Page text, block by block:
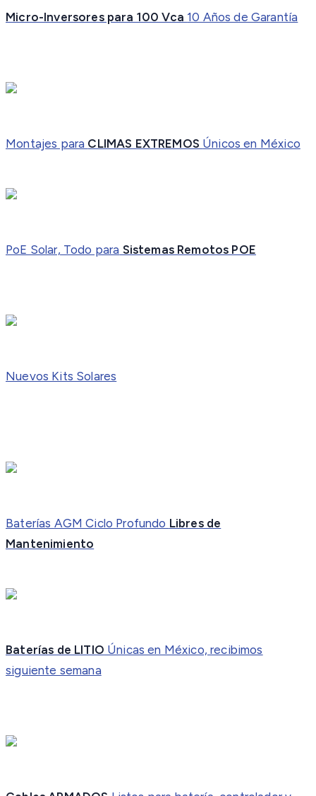
Micro-Inversores para 100 Vca 10 Años de Garantía
Montajes para CLIMAS EXTREMOS Únicos en México
PoE Solar, Todo para Sistemas Remotos POE
Nuevos Kits Solares
Baterías AGM Ciclo Profundo Libres de
Mantenimiento
Baterías de LITIO Únicas en México, recibimos
siguiente semana